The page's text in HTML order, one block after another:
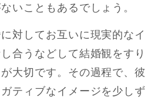
いこともあるでしょう。
対してお互いに現実的なイ
合うなどして結婚観をすり
大切です。その過程で、彼
ティブなイメージを少しず